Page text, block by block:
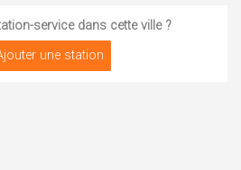
service dans cette ville ?
une station